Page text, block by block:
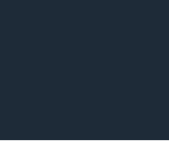
покупке